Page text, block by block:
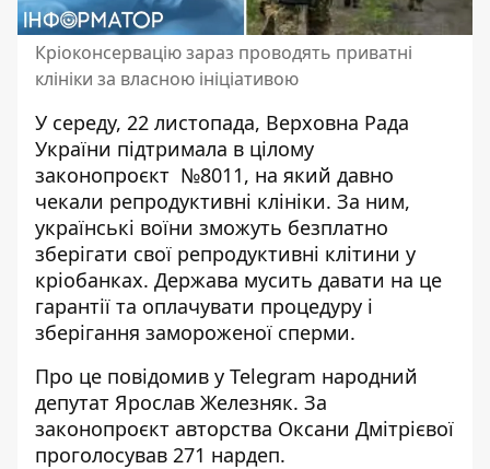
Кріоконсервацію зараз проводять приватні
клініки за власною ініціативою
У середу, 22 листопада, Верховна Рада
України підтримала в цілому
законопроєкт №8011, на який давно
чекали репродуктивні клініки. За ним,
українські воїни зможуть безплатно
зберігати свої репродуктивні клітини у
кріобанках. Держава мусить давати на це
гарантії та оплачувати процедуру і
зберігання замороженої сперми.
Про це повідомив у Telegram народний
депутат Ярослав Железняк. За
законопроєкт авторства Оксани Дмітрієвої
проголосував 271 нардеп.